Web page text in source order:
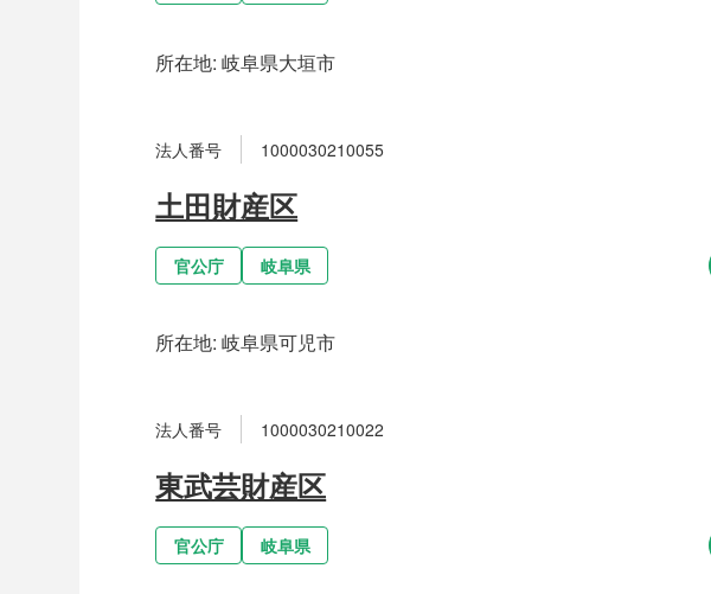
所在地:岐阜県大垣市
法人番号 1000030210055
土田財産区
官公庁 岐阜県
所在地:岐阜県可児市
法人番号 1000030210022
東武芸財産区
官公庁 岐阜県